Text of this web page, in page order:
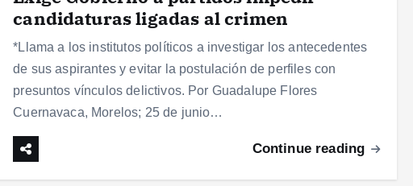
candidaturas ligadas al crimen
*Llama a los institutos políticos a investigar los antecedentes
de sus aspirantes y evitar la postulación de perfiles con
presuntos vínculos delictivos. Por Guadalupe Flores
Cuernavaca, Morelos; 25 de junio…
Continue reading